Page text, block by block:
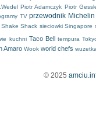
Piotr Adamczyk Piotr
TV przewodnik Michelin
Shake Shack sieciowki Singapore
kuchni Taco Bell tempura
Amaro Wook world chefs wuzetka
© 2025